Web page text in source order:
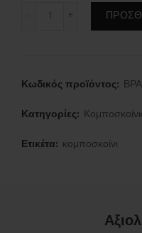
Κομποσκοίνι
Κωδικός προϊόντος:
Κατηγορίες:
Ετικέτα: κομποσκοίνι